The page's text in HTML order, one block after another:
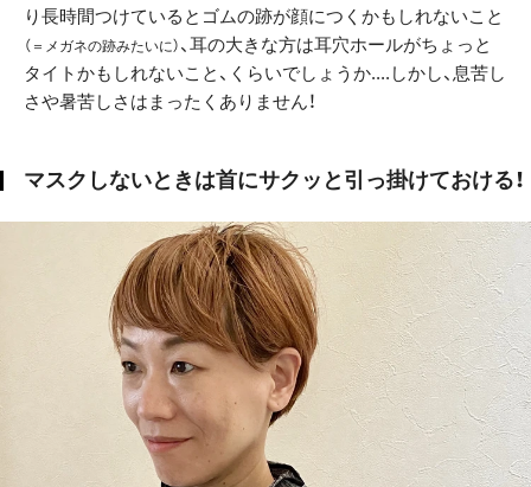
り長時間つけているとゴムの跡が顔につくかもしれないこと
（＝メガネの跡みたいに） 、耳の大きな方は耳穴ホールがちょっと
タイトかもしれないこと、くらいでしょうか....しかし、息苦し
さや暑苦しさはまったくありません！
マスクしないときは首にサクッと引っ掛けておける！